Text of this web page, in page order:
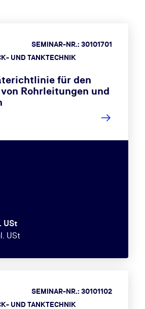
UND TANKTECHNIK
SEMINAR-NR.: 30101701
für den
Rohrleitungen und
USt
USt
UND TANKTECHNIK
SEMINAR-NR.: 30101102